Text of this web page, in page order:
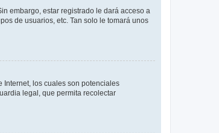
embargo, estar registrado le dará acceso a
de usuarios, etc. Tan solo le tomará unos
Internet, los cuales son potenciales
legal, que permita recolectar